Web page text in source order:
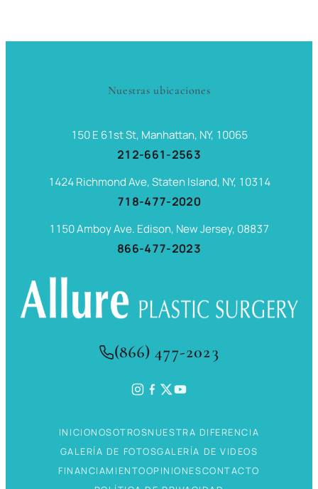
Nuestras ubicaciones
150 E 61st St, Manhattan, NY, 10065
212-661-2563
1424 Richmond Ave, Staten Island, NY, 10314
718-477-2020
1150 Amboy Ave. Edison, New Jersey, 08837
866-477-2023
(866) 477-2023
INICIONOSOTROSNUESTRA DIFERENCIA
GALERÍA DE FOTOSGALERÍA DE VIDEOS
FINANCIAMIENTOOPINIONESCONTACTO